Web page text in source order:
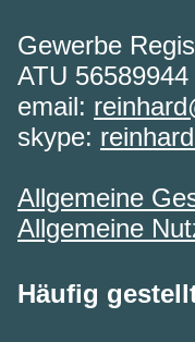
Gewerbe
ATU 56589944
email:
skype:
Allgemeine
Allgemeine
Häufig